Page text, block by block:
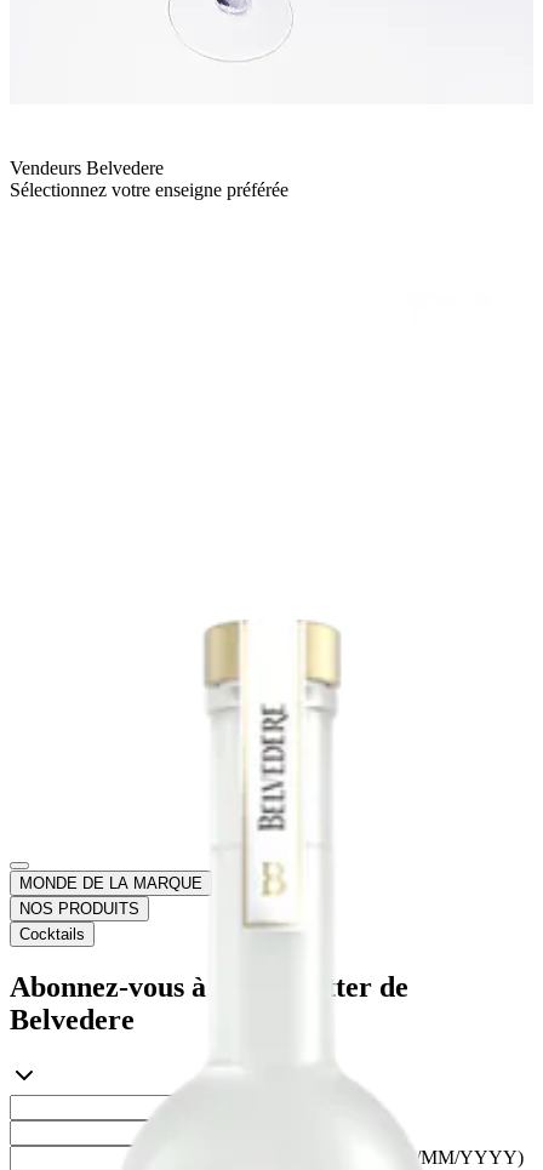
Vendeurs Belvedere
Sélectionnez votre enseigne préférée
MONDE DE LA MARQUE
NOS PRODUITS
Cocktails
Abonnez-vous à la newsletter de
Belvedere
Date de naissance (DD/MM/YYYY)